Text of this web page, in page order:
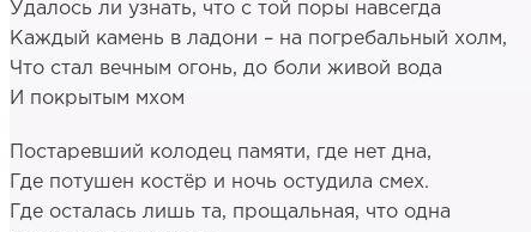
Удалось ли узнать, что с той поры навсегда
Каждый камень в ладони – на погребальный холм,
Что стал вечным огонь, до боли живой вода
И покрытым мхом
Постаревший колодец памяти, где нет дна,
Где потушен костёр и ночь остудила смех.
Где осталась лишь та, прощальная, что одна